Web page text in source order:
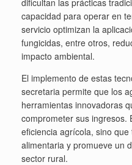
capacidad para operar en
servicio optimizan la
fungicidas, entre otros,
impacto ambiental.
El implemento de estas
secretaria permite que los
herramientas innovadoras
comprometer sus ingresos.
eficiencia agrícola, sino
alimentaria y promueve un
sector rural.